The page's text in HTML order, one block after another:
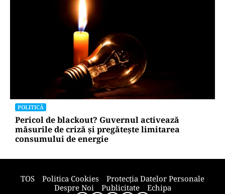
POLITICĂ
Pericol de blackout? Guvernul activează
măsurile de criză și pregătește limitarea
consumului de energie
TOS Politica Cookies
Protecția Datelor Personale
Despre Noi
Publicitate Echipa